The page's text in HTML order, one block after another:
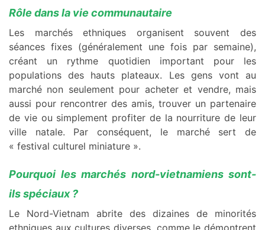
Rôle dans la vie communautaire
Les marchés ethniques organisent souvent des
séances fixes (généralement une fois par semaine),
créant un rythme quotidien important pour les
populations des hauts plateaux. Les gens vont au
marché non seulement pour acheter et vendre, mais
aussi pour rencontrer des amis, trouver un partenaire
de vie ou simplement profiter de la nourriture de leur
ville natale. Par conséquent, le marché sert de
« festival culturel miniature ».
Pourquoi les marchés nord-vietnamiens sont-
ils spéciaux ?
Le Nord-Vietnam abrite des dizaines de minorités
ethniques aux cultures diverses, comme le démontrent